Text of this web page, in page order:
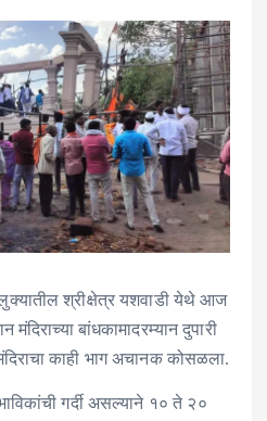
श्रीक्षेत्र यशवाडी येथे आज
बांधकामादरम्यान दुपारी
काही भाग अचानक कोसळला.
गर्दी असल्याने १० ते २०